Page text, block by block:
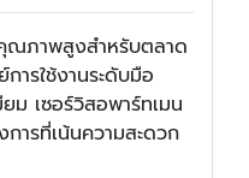
ณภาพสูงสำหรับตลาด
ารใช้งานระดับมือ
ม เซอร์วิสอพาร์ทเมน
การที่เน้นความสะดวก